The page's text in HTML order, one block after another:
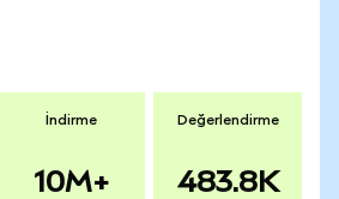
İndirme
10M+
Değerlendirme
483.8K